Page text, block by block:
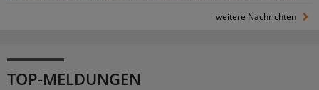
weitere Nachrichten
TOP-MELDUNGEN